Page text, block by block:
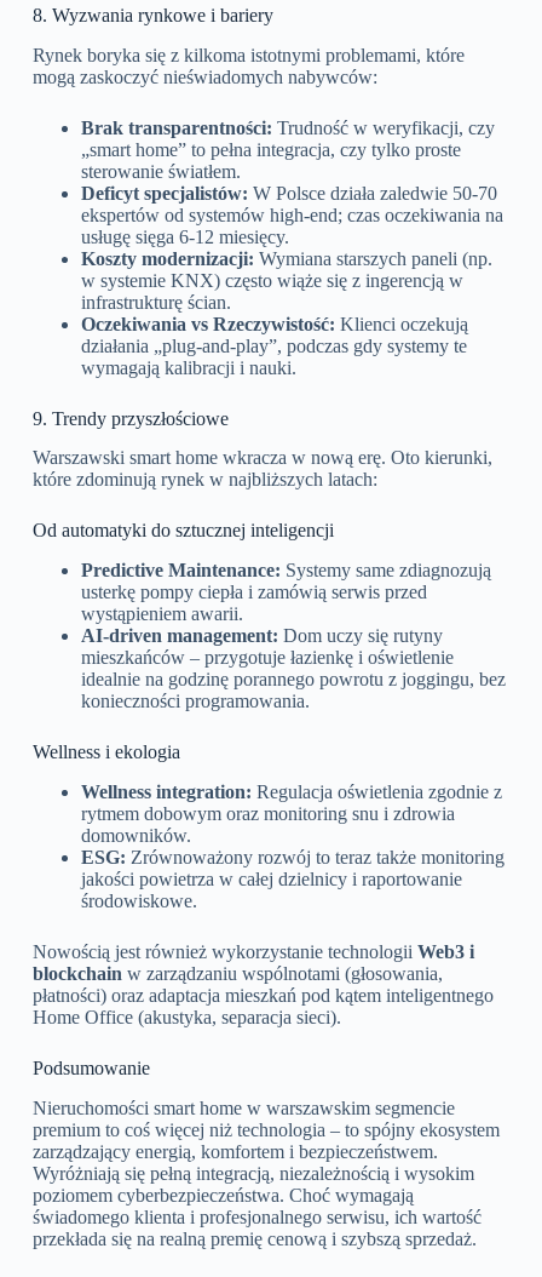
8. Wyzwania rynkowe i bariery
Rynek boryka się z kilkoma istotnymi problemami, które
mogą zaskoczyć nieświadomych nabywców:
Brak transparentności: Trudność w weryfikacji, czy
„smart home” to pełna integracja, czy tylko proste
sterowanie światłem.
Deficyt specjalistów: W Polsce działa zaledwie 50-70
ekspertów od systemów high-end; czas oczekiwania na
usługę sięga 6-12 miesięcy.
Koszty modernizacji: Wymiana starszych paneli (np.
w systemie KNX) często wiąże się z ingerencją w
infrastrukturę ścian.
Oczekiwania vs Rzeczywistość: Klienci oczekują
działania „plug-and-play”, podczas gdy systemy te
wymagają kalibracji i nauki.
9. Trendy przyszłościowe
Warszawski smart home wkracza w nową erę. Oto kierunki,
które zdominują rynek w najbliższych latach:
Od automatyki do sztucznej inteligencji
Predictive Maintenance: Systemy same zdiagnozują
usterkę pompy ciepła i zamówią serwis przed
wystąpieniem awarii.
AI-driven management: Dom uczy się rutyny
mieszkańców – przygotuje łazienkę i oświetlenie
idealnie na godzinę porannego powrotu z joggingu, bez
konieczności programowania.
Wellness i ekologia
Wellness integration: Regulacja oświetlenia zgodnie z
rytmem dobowym oraz monitoring snu i zdrowia
domowników.
ESG: Zrównoważony rozwój to teraz także monitoring
jakości powietrza w całej dzielnicy i raportowanie
środowiskowe.
Nowością jest również wykorzystanie technologii Web3 i
blockchain w zarządzaniu wspólnotami (głosowania,
płatności) oraz adaptacja mieszkań pod kątem inteligentnego
Home Office (akustyka, separacja sieci).
Podsumowanie
Nieruchomości smart home w warszawskim segmencie
premium to coś więcej niż technologia – to spójny ekosystem
zarządzający energią, komfortem i bezpieczeństwem.
Wyróżniają się pełną integracją, niezależnością i wysokim
poziomem cyberbezpieczeństwa. Choć wymagają
świadomego klienta i profesjonalnego serwisu, ich wartość
przekłada się na realną premię cenową i szybszą sprzedaż.